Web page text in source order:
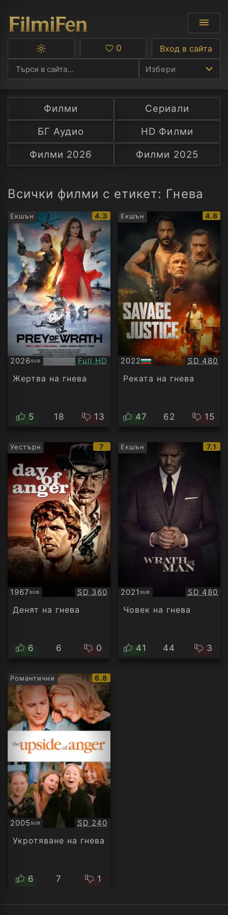
Избери
Ф
С
А
Превключване
тъмна
тема
Любими
0 Вход в сайта
Филми
Сериали
БГ Аудио
HD Филми
Филми 2026
Филми 2025
Всички филми с етикет: Гнева
Екшън
IMDb
рейтинг:
4.3
2026SUB
Субтитри Качество:
Full HD
Жертва на гнева
5 18 13
Екшън
IMDb
4.8
2022
БГ
аудио
SD 480
Реката на гнева
47 62 15
Уестърн
IMDb
рейтинг:
7
1967SUB
Субтитри Качество:
SD 360
Денят на гнева
6 6 0
Екшън
IMDb
7.1
2021 SUB
Субтитри SD 480
Човек на гнева
41 44 3
Романтични
IMDb
рейтинг:
6.8
2005SUB
Субтитри Качество:
SD 240
Укротяване на гнева
6 7 1